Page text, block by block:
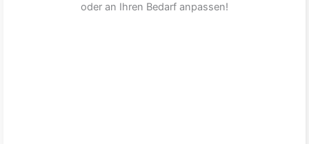
oder an Ihren Bedarf anpassen!